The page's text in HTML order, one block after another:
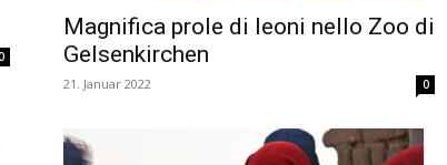
Magnifica prole di leoni nello Zoo di
Gelsenkirchen
21. Januar 2022 0